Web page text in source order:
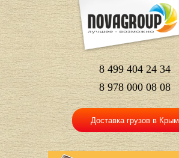
8 499 404 24 34
8 978 000 08 08
Доставка грузов в Крым